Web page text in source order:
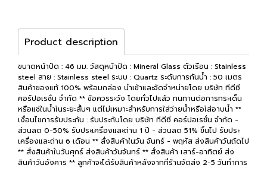
Product description
ขนาดหน้าปัด : 46 มม. วัสดุหน้าปัด : Mineral Glass ตัวเรือน : Stainless
steel สาย : Stainless steel ระบบ : Quartz ระดับการกันน้ำ : 50 เมตร
สินค้าของแท้ 100% พร้อมกล่อง นำเข้าและจัดจำหน่ายโดย บริษัท ทีดีซี
คอร์ปอเรชั่น จำกัด ** ข้อควรระวัง โดยทั่วไปแล้ว ทนทานต่อการกระเด็น
หรือแช่ในน้ำในระยะสั้นๆ แต่ไม่เหมาะสำหรับการใส่ว่ายน้ำหรือใส่อาบน้ำ **
เงื่อนไขการรับประกัน : รับประกันโดย บริษัท ทีดีซี คอร์ปอเรชั่น จำกัด -
ส่วนลด 0-50% รับประเครื่องและถ่าน 1 ปี - ส่วนลด 51% ขึ้นไป รับประ
เครื่องและถ่าน 6 เดือน ** สั่งสินค้าในวัน จันทร์ - พฤหัส ส่งสินค้าวันถัดไป
** สั่งสินค้าในวันศุกร์ ส่งสินค้าวันจันทร์ ** สั่งสินค้า เสาร์-อาทิตย์ ส่ง
สินค้าวันอังคาร ** ลูกค้าจะได้รับสินค้าหลังจากที่ร้านจัดส่ง 2-5 วันทำการ